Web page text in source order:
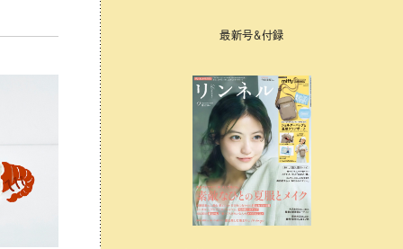
最新号＆付録